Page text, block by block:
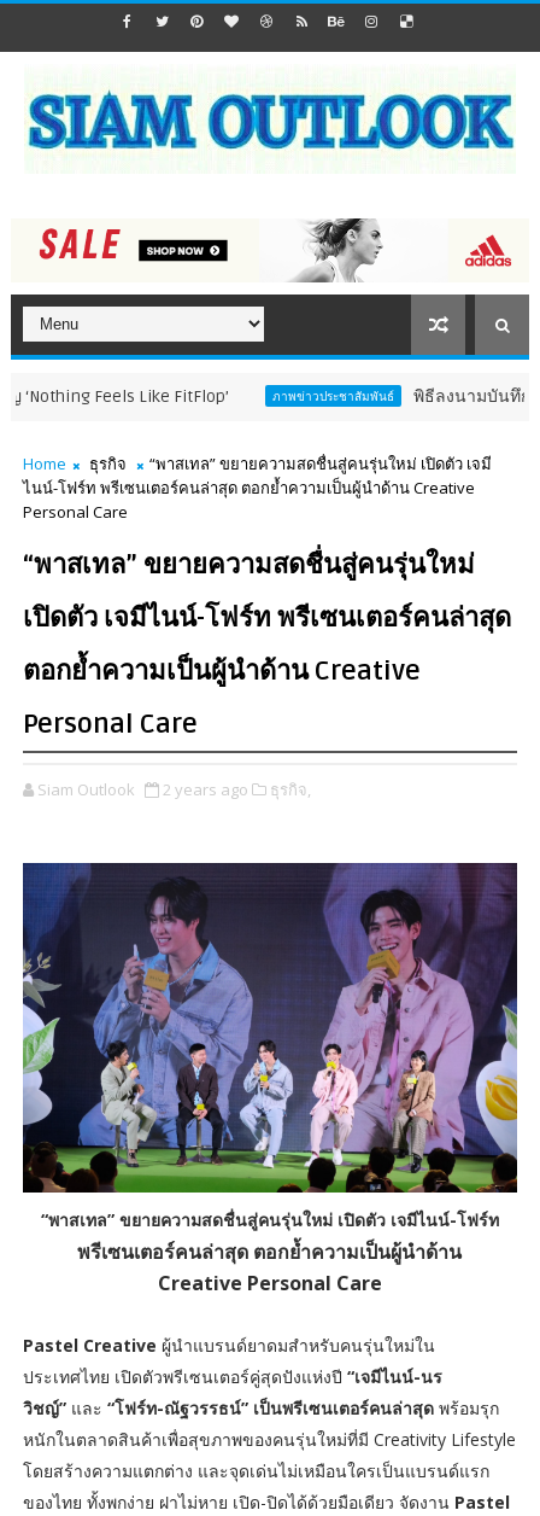
Like FitFlop’ ภาพข่าวประชาสัมพันธ์ พิธีลงนามบันทึกความร่วมมือก
Home ธุรกิจ
“พาสเทล” ขยายความสดชื่นสู่คนรุ่นใหม่ เปิดตัว เจมี
ไนน์-โฟร์ท พรีเซนเตอร์คนล่าสุด ตอกย้ำความเป็นผู้นำด้าน Creative
Personal Care
“พาสเทล” ขยายความสดชื่นสู่คนรุ่นใหม่
เปิดตัว เจมีไนน์-โฟร์ท พรีเซนเตอร์คนล่าสุด
ตอกย้ำความเป็นผู้นำด้าน Creative
Personal Care
Siam Outlook 2 years ago ธุรกิจ,
“พาสเทล” ขยายความสดชื่นสู่คนรุ่นใหม่ เปิดตัว เจมีไนน์-โฟร์ท
พรีเซนเตอร์คนล่าสุด ตอกย้ำความเป็นผู้นำด้าน
Creative Personal Care
Pastel Creative ผู้นำแบรนด์ยาดมสำหรับคนรุ่นใหม่ใน
ประเทศไทย เปิดตัวพรีเซนเตอร์คู่สุดปังแห่งปี “เจมีไนน์-นร
วิชญ์” และ “โฟร์ท-ณัฐวรรธน์” เป็นพรีเซนเตอร์คนล่าสุดพร้อมรุก
หนักในตลาดสินค้าเพื่อสุขภาพของคนรุ่นใหม่ที่มี Creativity Lifestyle
โดยสร้างความแตกต่าง และจุดเด่นไม่เหมือนใครเป็นแบรนด์แรก
ของไทย ทั้งพกง่าย ฝาไม่หาย เปิด-ปิดได้ด้วยมือเดียว จัดงาน Pastel